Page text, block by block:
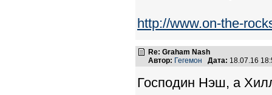
http://www.on-the-
Re: Graham Nash
Автор: Гегемон Дата: 18.07.16
Господин Нэш, а